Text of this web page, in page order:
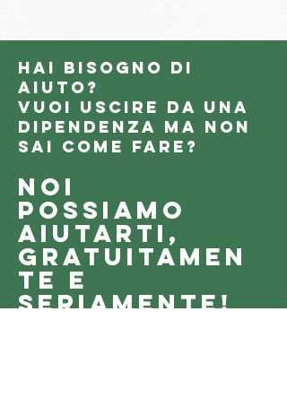
Hai bisogno di
aiuto?
Vuoi uscire da una
dipendenza ma non
sai come fare?
Noi
possiamo
aiutarti,
gratuitamen
te e
seriamente!